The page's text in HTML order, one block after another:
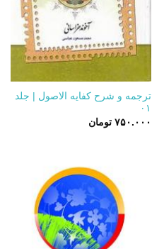
ترجمه و شرح کفایه الاصول | جلد
۰۱
۷۵۰.۰۰۰ تومان